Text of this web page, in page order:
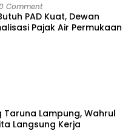
Comment
PAD Kuat, Dewan
Pajak Air Permukaan
Taruna Lampung, Wahrul
Langsung Kerja